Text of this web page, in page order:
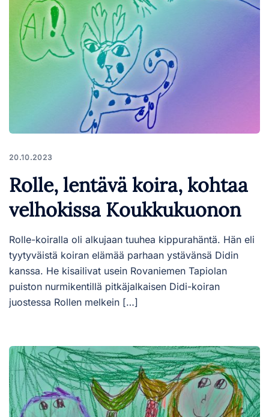
20.10.2023
Rolle, lentävä koira, kohtaa
velhokissa Koukkukuonon
Rolle-koiralla oli alkujaan tuuhea kippurahäntä. Hän eli
tyytyväistä koiran elämää parhaan ystävänsä Didin
kanssa. He kisailivat usein Rovaniemen Tapiolan
puiston nurmikentillä pitkäjalkaisen Didi-koiran
juostessa Rollen melkein […]